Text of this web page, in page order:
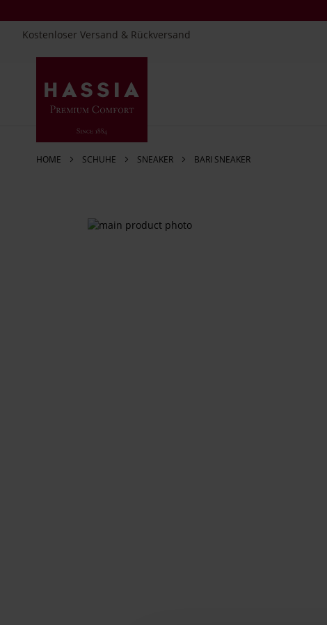
Kostenloser Versand & Rückversand
zum
Inhalt
HOME SCHUHE SNEAKER BARI SNEAKER